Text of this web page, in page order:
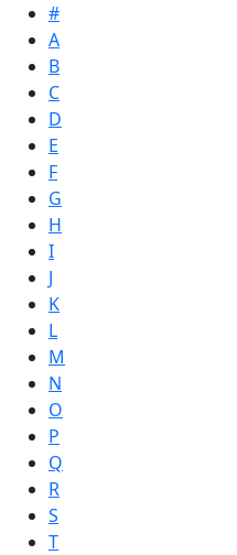
#
A
B
C
D
E
F
G
H
I
J
K
L
M
N
O
P
Q
R
S
T